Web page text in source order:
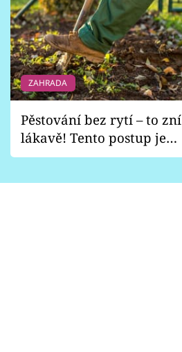
Design
Sledujte prima+
Přihlášení
Sledujte nás
ZAHRADA
Pěstování bez rytí – to zní
lákavě! Tento postup je
vhodný jen pro některé